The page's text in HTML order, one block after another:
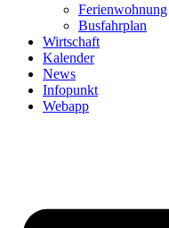
Ferienwohnung
Busfahrplan
Wirtschaft
Kalender
News
Infopunkt
Webapp